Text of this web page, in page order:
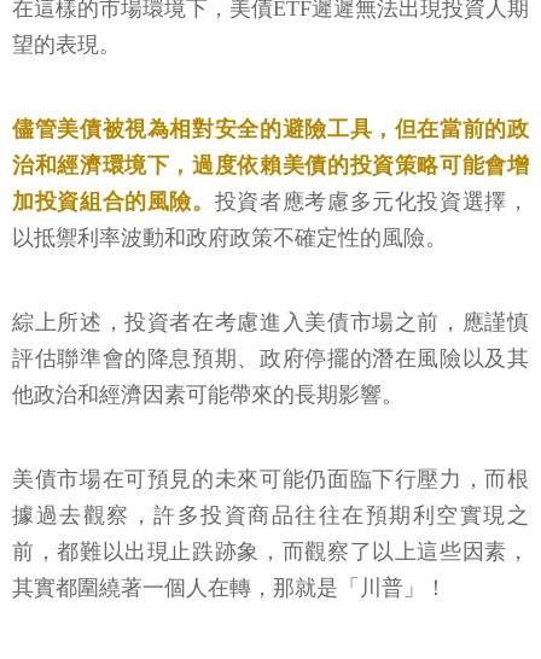
在這樣的市場環境下，美債ETF遲遲無法出現投資人期
望的表現。
儘管美債被視為相對安全的避險工具，但在當前的政
治和經濟環境下，過度依賴美債的投資策略可能會增
加投資組合的風險。 投資者應考慮多元化投資選擇，
以抵禦利率波動和政府政策不確定性的風險。
綜上所述，投資者在考慮進入美債市場之前，應謹慎
評估聯準會的降息預期、政府停擺的潛在風險以及其
他政治和經濟因素可能帶來的長期影響。
美債市場在可預見的未來可能仍面臨下行壓力，而根
據過去觀察，許多投資商品往往在預期利空實現之
前，都難以出現止跌跡象，而觀察了以上這些因素，
其實都圍繞著一個人在轉，那就是「川普」！